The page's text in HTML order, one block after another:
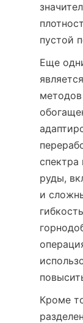
пустой
Еще
методов
спектра
руды,
и
Кроме